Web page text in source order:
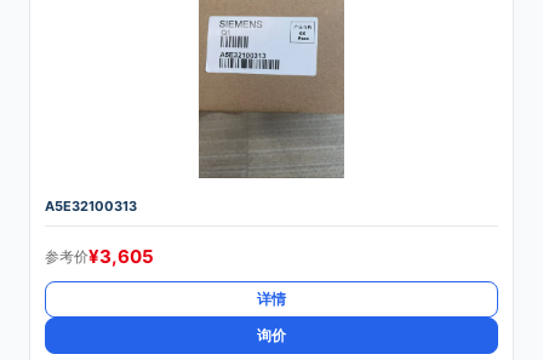
A5E32100313
参考价¥3,605
详情
询价